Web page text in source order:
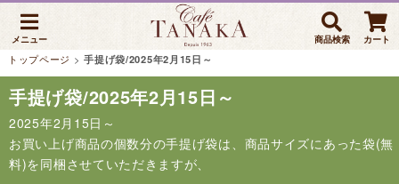
メニュー 商品検索 カート
トップページ >手提げ袋/2025年2月15日～
手提げ袋/2025年2月15日～
2025年2月15日～
お買い上げ商品の個数分の手提げ袋は、商品サイズにあった袋(無
料)を同梱させていただきますが、